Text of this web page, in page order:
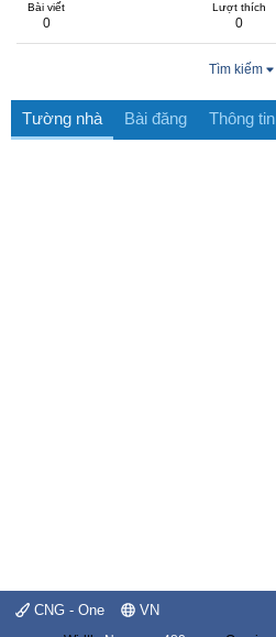
Bài viết
0
Lượt thích
0
Tìm kiếm
Tường nhà Bài đăng Thông tin
CNG - One VN